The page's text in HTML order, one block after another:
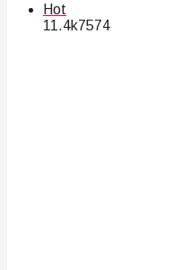
Hot
11.4k7574